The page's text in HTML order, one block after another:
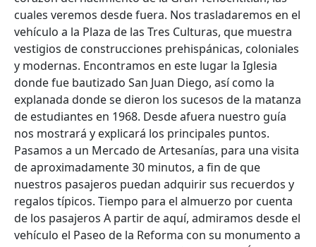
cuales veremos desde fuera. Nos trasladaremos en el
vehículo a la Plaza de las Tres Culturas, que muestra
vestigios de construcciones prehispánicas, coloniales
y modernas. Encontramos en este lugar la Iglesia
donde fue bautizado San Juan Diego, así como la
explanada donde se dieron los sucesos de la matanza
de estudiantes en 1968. Desde afuera nuestro guía
nos mostrará y explicará los principales puntos.
Pasamos a un Mercado de Artesanías, para una visita
de aproximadamente 30 minutos, a fin de que
nuestros pasajeros puedan adquirir sus recuerdos y
regalos típicos. Tiempo para el almuerzo por cuenta
de los pasajeros A partir de aquí, admiramos desde el
vehículo el Paseo de la Reforma con su monumento a